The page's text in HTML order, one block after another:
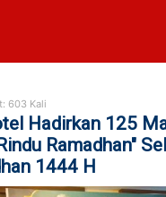
603 Kali
Hadirkan 125
Ramadhan"
1444 H